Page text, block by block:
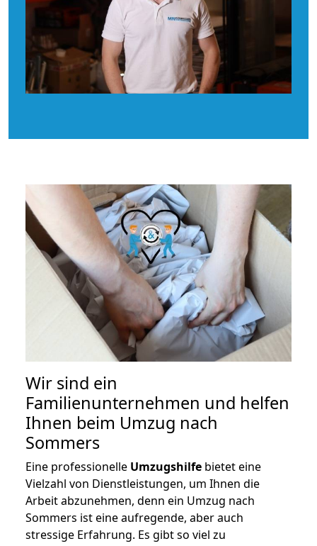
Wir sind ein
Familienunternehmen und helfen
Ihnen beim Umzug nach
Sommers
Eine professionelle Umzugshilfe bietet eine
Vielzahl von Dienstleistungen, um Ihnen die
Arbeit abzunehmen, denn ein Umzug nach
Sommers ist eine aufregende, aber auch
stressige Erfahrung. Es gibt so viel zu